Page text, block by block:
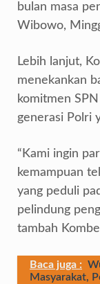
bulan masa
Wibowo,
Lebih lanjut,
menekankan
komitmen
generasi Polri
“Kami ingin
kemampuan
yang peduli
pelindung
tambah
Baca juga :
Masyarakat,